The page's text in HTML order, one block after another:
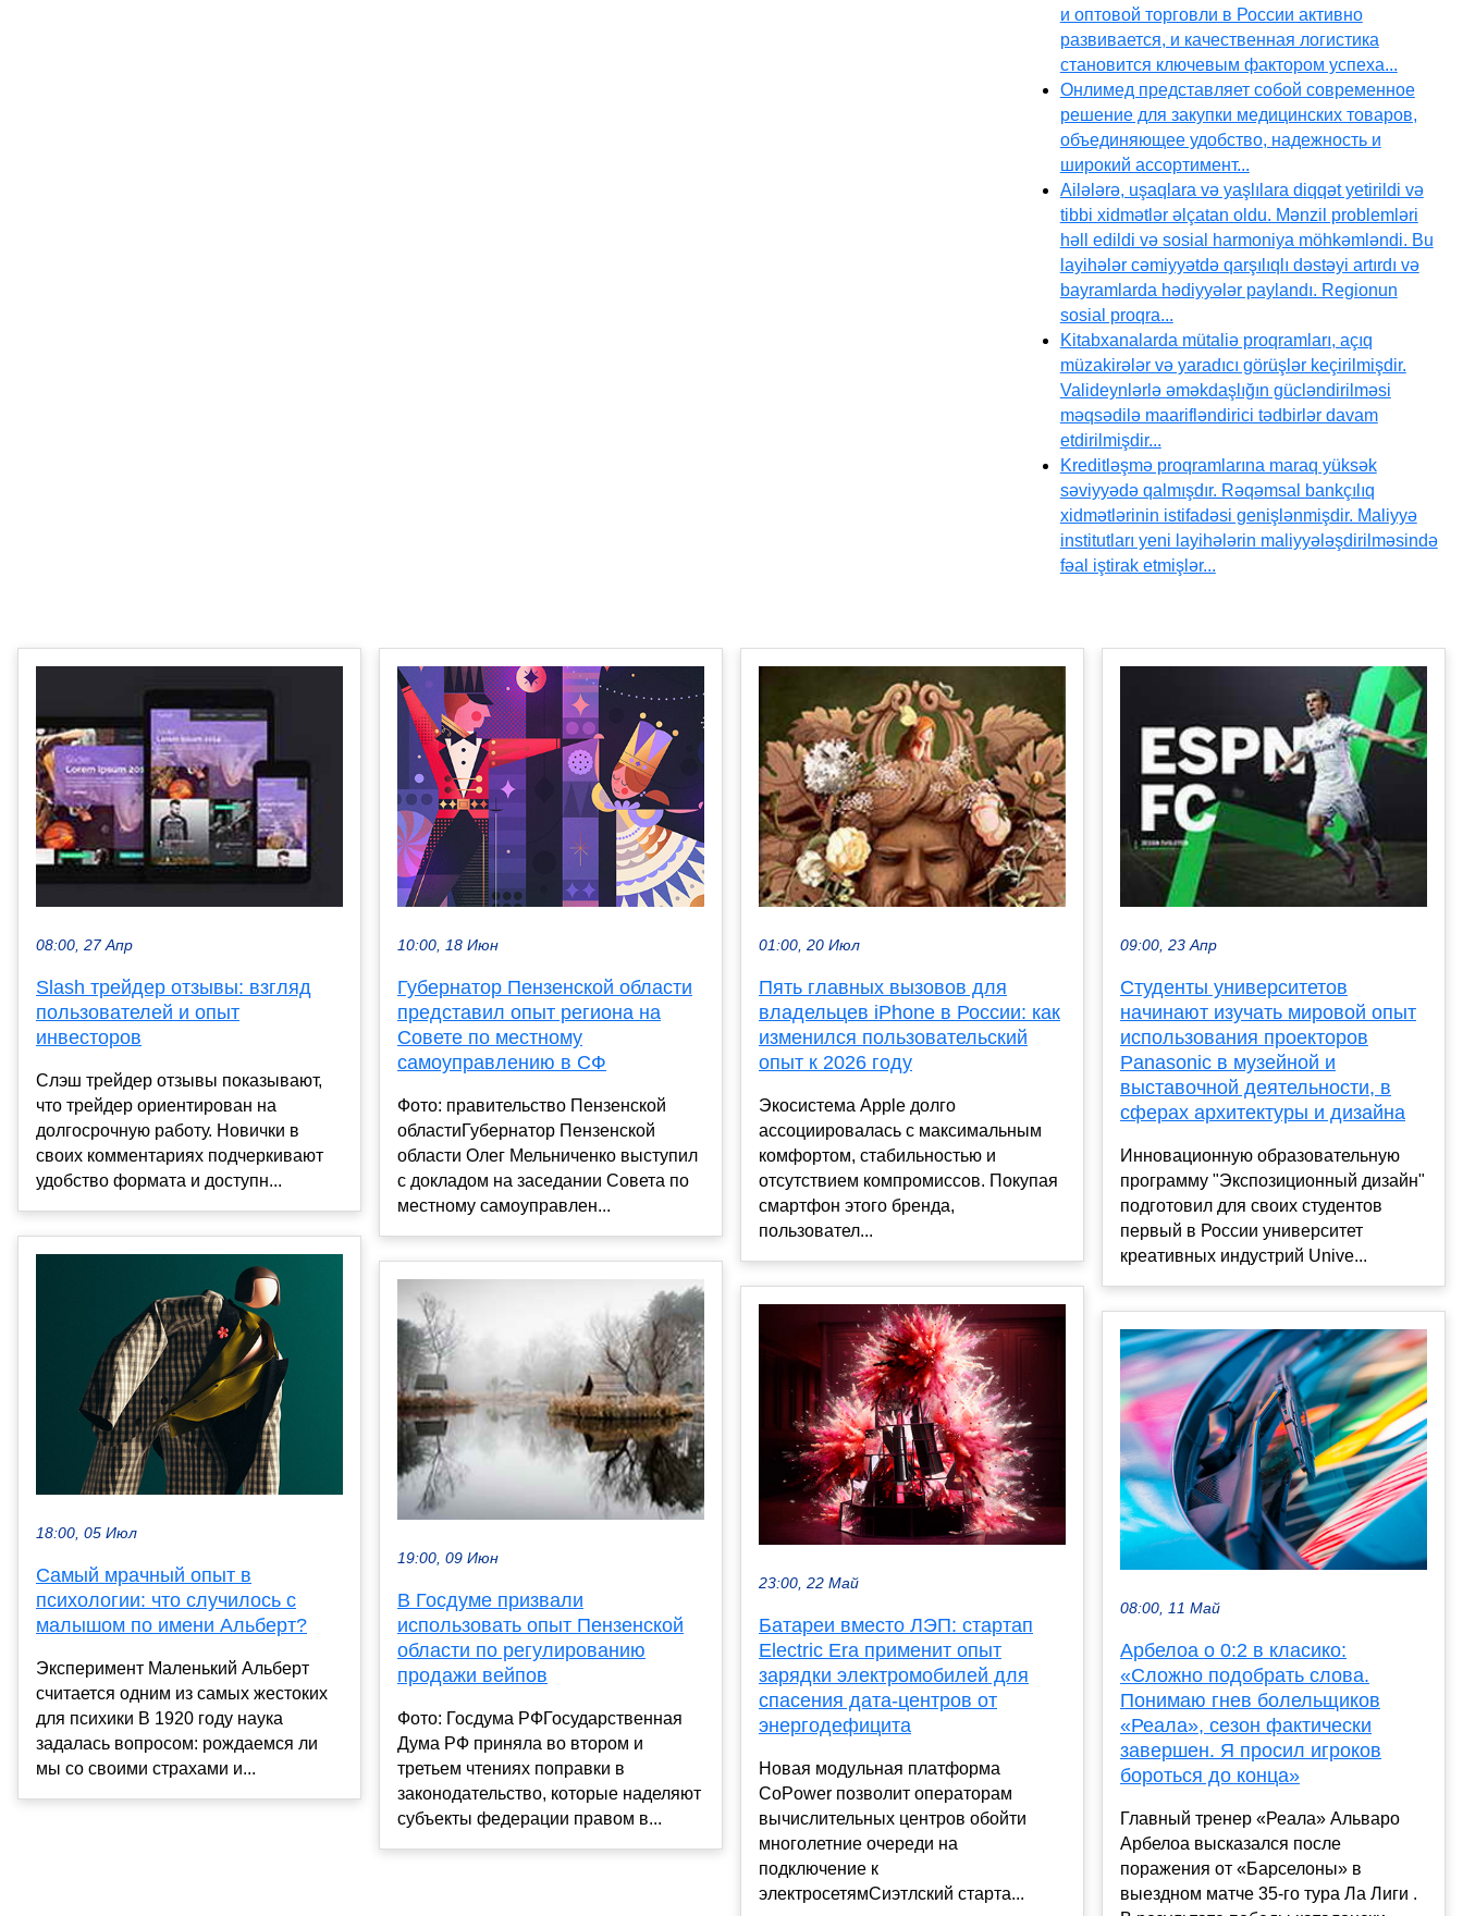
и оптовой торговли в России активно
развивается, и качественная логистика
становится ключевым фактором успеха...
Онлимед представляет собой современное
решение для закупки медицинских товаров,
объединяющее удобство, надежность и
широкий ассортимент...
Ailələrə, uşaqlara və yaşlılara diqqət yetirildi və
tibbi xidmətlər əlçatan oldu. Mənzil problemləri
həll edildi və sosial harmoniya möhkəmləndi. Bu
layihələr cəmiyyətdə qarşılıqlı dəstəyi artırdı və
bayramlarda hədiyyələr paylandı. Regionun
sosial proqra...
Kitabxanalarda mütaliə proqramları, açıq
müzakirələr və yaradıcı görüşlər keçirilmişdir.
Valideynlərlə əməkdaşlığın gücləndirilməsi
məqsədilə maarifləndirici tədbirlər davam
etdirilmişdir...
Kreditləşmə proqramlarına maraq yüksək
səviyyədə qalmışdır. Rəqəmsal bankçılıq
xidmətlərinin istifadəsi genişlənmişdir. Maliyyə
institutları yeni layihələrin maliyyələşdirilməsində
fəal iştirak etmişlər...
08:00, 27 Апр
Slash трейдер отзывы: взгляд
пользователей и опыт
инвесторов
Слэш трейдер отзывы показывают,
что трейдер ориентирован на
долгосрочную работу. Новички в
своих комментариях подчеркивают
удобство формата и доступн...
18:00, 05 Июл
Самый мрачный опыт в
психологии: что случилось с
малышом по имени Альберт?
Эксперимент Маленький Альберт
считается одним из самых жестоких
для психики В 1920 году наука
задалась вопросом: рождаемся ли
мы со своими страхами и...
10:00, 18 Июн
Губернатор Пензенской области
представил опыт региона на
Совете по местному
самоуправлению в СФ
Фото: правительство Пензенской
областиГубернатор Пензенской
области Олег Мельниченко выступил
с докладом на заседании Совета по
местному самоуправлен...
19:00, 09 Июн
В Госдуме призвали
использовать опыт Пензенской
области по регулированию
продажи вейпов
Фото: Госдума РФГосударственная
Дума РФ приняла во втором и
третьем чтениях поправки в
законодательство, которые наделяют
субъекты федерации правом в...
01:00, 20 Июл
Пять главных вызовов для
владельцев iPhone в России: как
изменился пользовательский
опыт к 2026 году
Экосистема Apple долго
ассоциировалась с максимальным
комфортом, стабильностью и
отсутствием компромиссов. Покупая
смартфон этого бренда,
пользовател...
23:00, 22 Май
Батареи вместо ЛЭП: стартап
Electric Era применит опыт
зарядки электромобилей для
спасения дата-центров от
энергодефицита
Новая модульная платформа
CoPower позволит операторам
вычислительных центров обойти
многолетние очереди на
подключение к
электросетямСиэтлский старта...
09:00, 23 Апр
Студенты университетов
начинают изучать мировой опыт
использования проекторов
Panasonic в музейной и
выставочной деятельности, в
сферах архитектуры и дизайна
Инновационную образовательную
программу "Экспозиционный дизайн"
подготовил для своих студентов
первый в России университет
креативных индустрий Unive...
08:00, 11 Май
Арбелоа о 0:2 в класико:
«Сложно подобрать слова.
Понимаю гнев болельщиков
«Реала», сезон фактически
завершен. Я просил игроков
бороться до конца»
Главный тренер «Реала» Альваро
Арбелоа высказался после
поражения от «Барселоны» в
выездном матче 35-го тура Ла Лиги .